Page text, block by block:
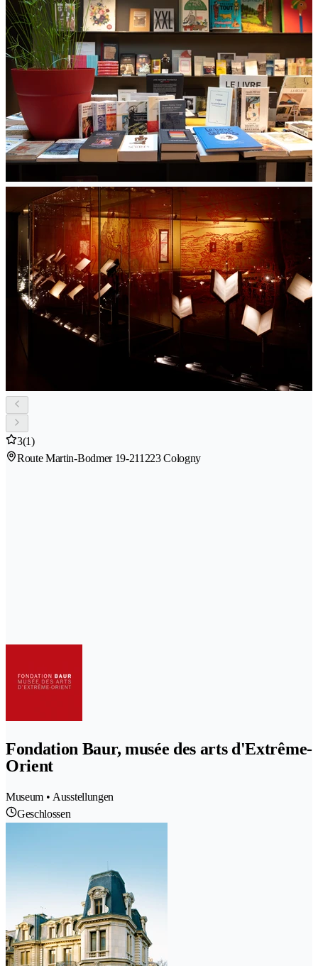
3(1)
Route Martin-Bodmer 19-211223 Cologny
Fondation Baur, musée des arts d'Extrême-
Orient
Museum • Ausstellungen
Geschlossen